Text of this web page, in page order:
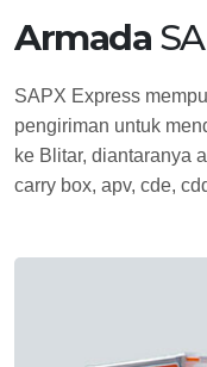
Armada
SAPX Express
pengiriman untuk
ke Blitar, diantaranya
carry box, apv, cde,